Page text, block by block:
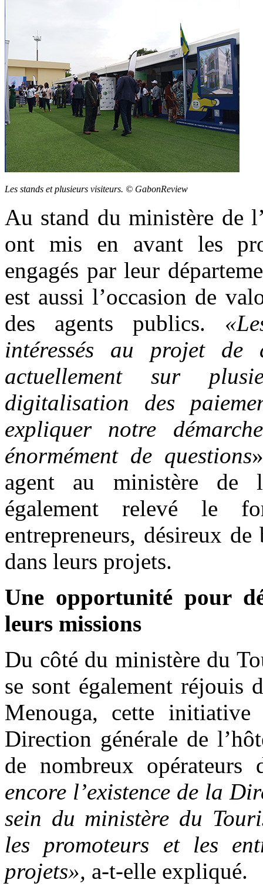
Les stands et plusieurs visiteurs. © GabonReview
Au stand du ministère de
ont mis en avant les
engagés par leur
est aussi l’occasion de
des agents publics.
intéressés au projet de
actuellement sur
digitalisation des
expliquer notre
énormément de questions
agent au ministère de
également relevé le
entrepreneurs, désireux
dans leurs projets.
Une opportunité pour
leurs missions
Du côté du ministère du
se sont également réjouis
Menouga, cette
Direction générale de
de nombreux opérateurs
encore l’existence de la
sein du ministère du
les promoteurs et les
projets», a-t-elle expliqué.